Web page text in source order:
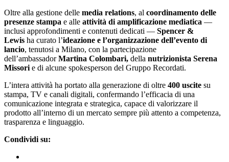
Oltre alla gestione delle media relations, al coordinamento delle
presenze stampa e alle attività di amplificazione mediatica —
inclusi approfondimenti e contenuti dedicati — Spencer &
Lewis ha curato l’ideazione e l’organizzazione dell’evento di
lancio, tenutosi a Milano, con la partecipazione
dell’ambassadorMartina Colombari, della nutrizionista Serena
Missori e di alcune spokesperson del Gruppo Recordati.
L’intera attività ha portato alla generazione di oltre 400 uscite su
stampa, TV e canali digitali, confermando l’efficacia di una
comunicazione integrata e strategica, capace di valorizzare il
prodotto all’interno di un mercato sempre più attento a competenza,
trasparenza e linguaggio.
Condividi su: